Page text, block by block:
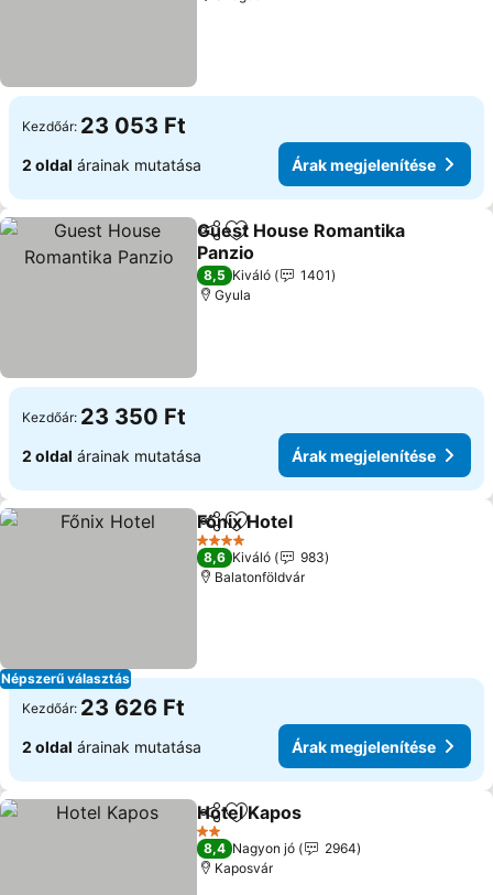
Kezdőár: 23 053 Ft
2 oldal árainak mutatása Árak megjelenítése
Megosztás
Hozzáadás a kedvencekhez
Guest House Romantika
Panzio
8,5 Kiváló
1401
Gyula
Kezdőár: 23 350 Ft
2 oldal árainak mutatása Árak megjelenítése
Népszerű választás
Megosztás
Hozzáadás a kedvencekhez
Főnix Hotel
4 Kategória
8,6 Kiváló
983
Balatonföldvár
Kezdőár: 23 626 Ft
2 oldal árainak mutatása Árak megjelenítése
Megosztás
Hozzáadás a kedvencekhez
Hotel Kapos
2 Kategória
8,4 Nagyon jó
2964
Kaposvár